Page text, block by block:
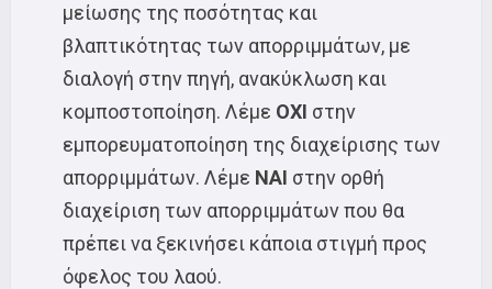
μείωσης της ποσότητας και
βλαπτικότητας των απορριμμάτων, με
διαλογή στην πηγή, ανακύκλωση και
κομποστοποίηση. Λέμε ΟΧΙ στην
εμπορευματοποίηση της διαχείρισης των
απορριμμάτων. Λέμε ΝΑΙ στην ορθή
διαχείριση των απορριμμάτων που θα
πρέπει να ξεκινήσει κάποια στιγμή προς
όφελος του λαού.